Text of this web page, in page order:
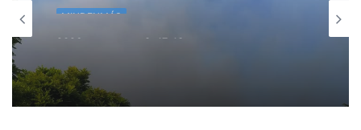
MINDENMÁS
Mezőhegyes vonatok újraindításáért